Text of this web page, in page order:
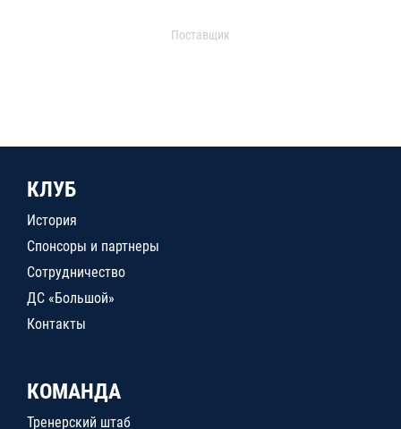
Поставщик
КЛУБ
История
Спонсоры и партнеры
Сотрудничество
ДС «Большой»
Контакты
КОМАНДА
Тренерский штаб